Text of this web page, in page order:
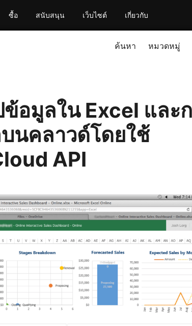
ซื้อ สนับสนุน เว็บไซต์ เกี่ยวกับ
ค้นหา หมวดหมู่
ข้อมูลใน Excel และ
นคลาวด์โดยใช้
API